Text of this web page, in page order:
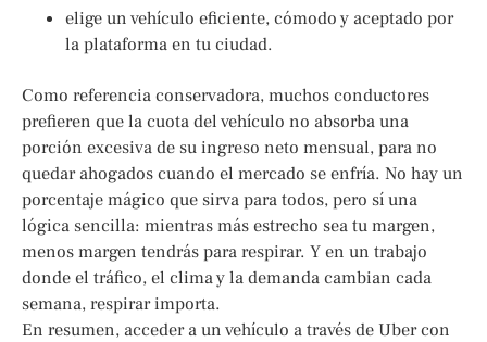
elige un vehículo eficiente, cómodo y aceptado por
la plataforma en tu ciudad.
Como referencia conservadora, muchos conductores
prefieren que la cuota del vehículo no absorba una
porción excesiva de su ingreso neto mensual, para no
quedar ahogados cuando el mercado se enfría. No hay un
porcentaje mágico que sirva para todos, pero sí una
lógica sencilla: mientras más estrecho sea tu margen,
menos margen tendrás para respirar. Y en un trabajo
donde el tráfico, el clima y la demanda cambian cada
semana, respirar importa.
En resumen, acceder a un vehículo a través de Uber con